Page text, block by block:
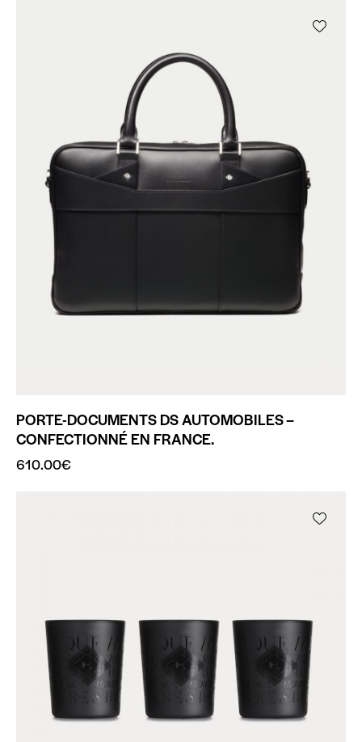
PORTE-DOCUMENTS DS AUTOMOBILES –
CONFECTIONNÉ EN FRANCE.
610.00€